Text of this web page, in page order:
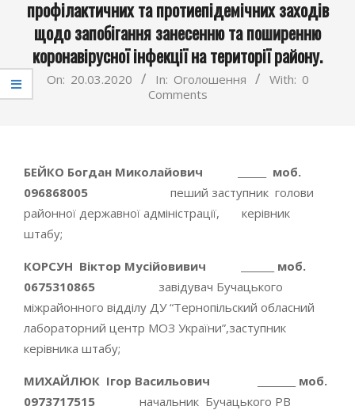
профілактичних та протиепідемічних заходів
щодо запобігання занесенню та поширенню
коронавірусної інфекції на території району.
On: 20.03.2020 In: Оголошення With: 0
Comments
БЕЙКО Богдан Миколайович ______ моб.
096868005
пеший заступник голови
районної державної адміністрації, керівник
штабу;
КОРСУН Віктор Мусійовивич _______ моб.
0675310865
завідувач Бучацького
міжрайонного відділу ДУ “Тернопільский обласний
лабораторний центр МОЗ України”,заступник
керівника штабу;
МИХАЙЛЮК Ігор Васильович ________ моб.
0973717515
начальник Бучацького РВ